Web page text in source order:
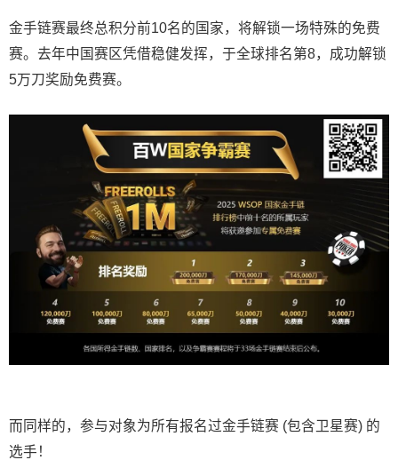
金手链赛最终总积分前10名的国家，将解锁一场特殊的免费
赛。去年中国赛区凭借稳健发挥，于全球排名第8，成功解锁
5万刀奖励免费赛。
而同样的，参与对象为所有报名过金手链赛 (包含卫星赛) 的
选手！